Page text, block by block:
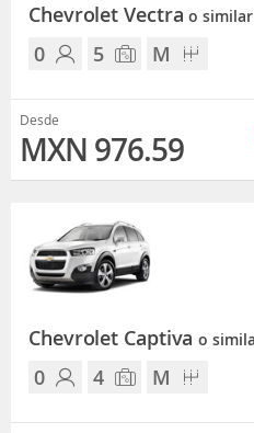
Chevrolet Vectrao similar
0 5 M
Desde
MXN 976.59
Chevrolet Captivao
0 4 M